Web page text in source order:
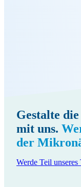
Gestalte
mit uns.
der
Werde Teil unseres